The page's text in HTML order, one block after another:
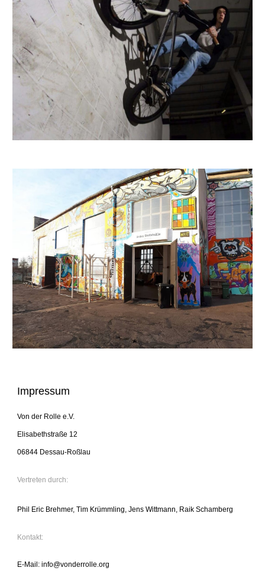
Impressum
Von der Rolle e.V.
Elisabethstraße 12
06844 Dessau-Roßlau
Vertreten durch:
Phil Eric Brehmer, Tim Krümmling, Jens Wittmann, Raik Schamberg
Kontakt:
E-Mail: info@vonderrolle.org